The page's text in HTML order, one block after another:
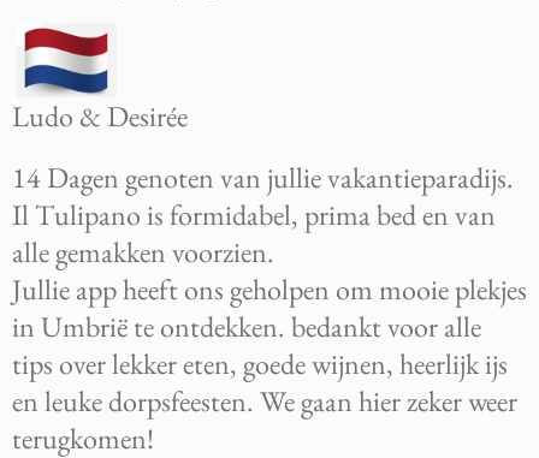
Ludo & Desirée
14 Dagen genoten van jullie vakantieparadijs.
Il Tulipano is formidabel, prima bed en van
alle gemakken voorzien.
Jullie app heeft ons geholpen om mooie plekjes
in Umbrië te ontdekken. bedankt voor alle
tips over lekker eten, goede wijnen, heerlijk ijs
en leuke dorpsfeesten. We gaan hier zeker weer
terugkomen!